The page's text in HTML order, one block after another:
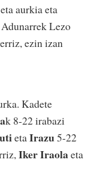
aurkia eta
Lezo
ezin izan
Kadete
k 8-22 irabazi
etaIrazu5-22
Iker Iraolaeta